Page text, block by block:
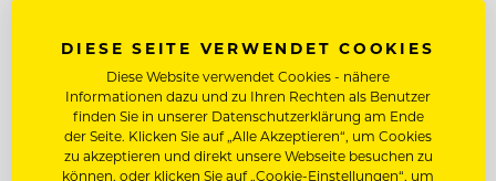
TOP ARBEITGEBER
Tirol Lodge Ellmau
DIESE SEITE VERWENDET COOKIES
Diese Website verwendet Cookies - nähere
Informationen dazu und zu Ihren Rechten als Benutzer
finden Sie in unserer Datenschutzerklärung am Ende
der Seite. Klicken Sie auf „Alle Akzeptieren“, um Cookies
zu akzeptieren und direkt unsere Webseite besuchen zu
können, oder klicken Sie auf „Cookie-Einstellungen“, um